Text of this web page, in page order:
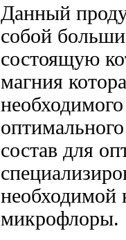
Данный
собой
состоящую
магния
состав для
необходимой
микрофлоры.